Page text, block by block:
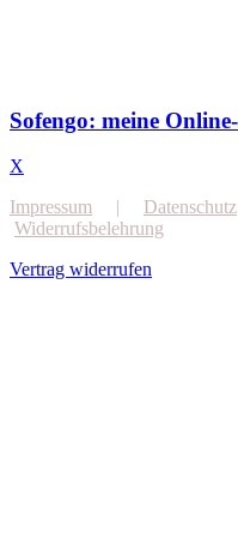
Sofengo: meine
X
Impressum | Datenschutz
Widerrufsbelehrung
Vertrag widerrufen